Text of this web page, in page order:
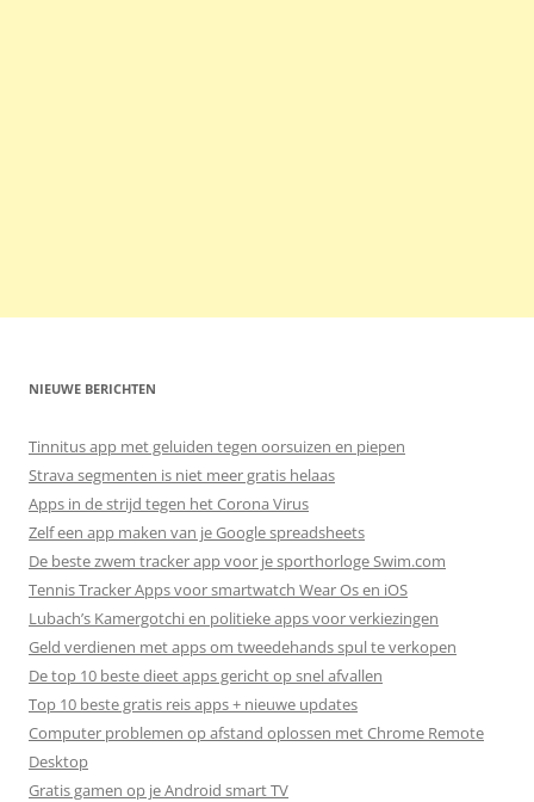
NIEUWE BERICHTEN
Tinnitus app met geluiden tegen oorsuizen en piepen
Strava segmenten is niet meer gratis helaas
Apps in de strijd tegen het Corona Virus
Zelf een app maken van je Google spreadsheets
De beste zwem tracker app voor je sporthorloge Swim.com
Tennis Tracker Apps voor smartwatch Wear Os en iOS
Lubach’s Kamergotchi en politieke apps voor verkiezingen
Geld verdienen met apps om tweedehands spul te verkopen
De top 10 beste dieet apps gericht op snel afvallen
Top 10 beste gratis reis apps + nieuwe updates
Computer problemen op afstand oplossen met Chrome Remote
Desktop
Gratis gamen op je Android smart TV